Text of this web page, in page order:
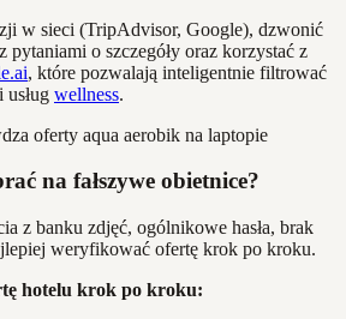
w sieci (TripAdvisor, Google), dzwonić
pytaniami o szczegóły oraz korzystać z
, które pozwalają inteligentnie filtrować
usług wellness.
na fałszywe obietnice?
z banku zdjęć, ogólnikowe hasła, brak
weryfikować ofertę krok po kroku.
hotelu krok po kroku: